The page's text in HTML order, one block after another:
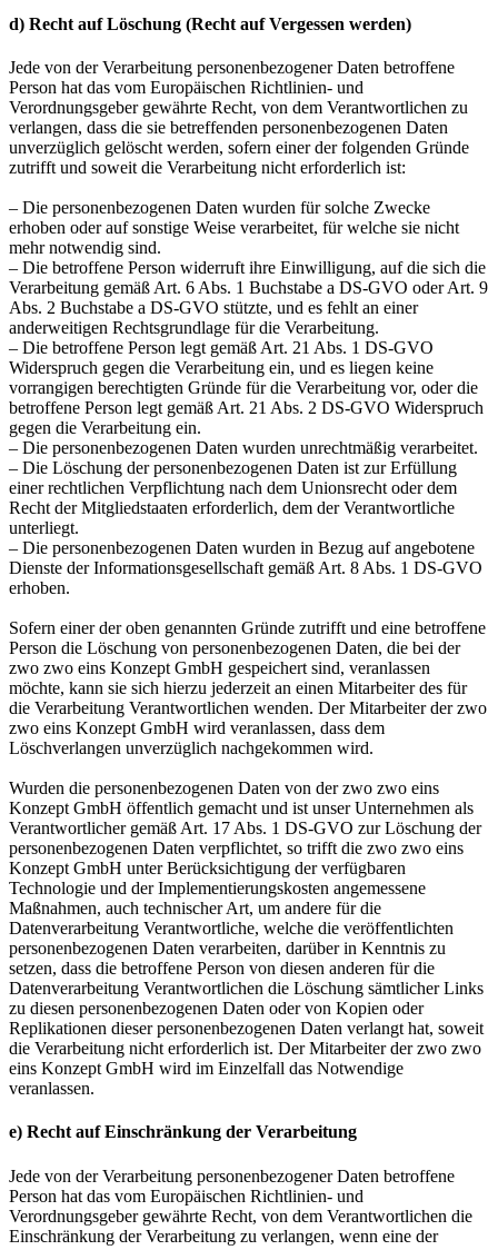
d) Recht auf Löschung (Recht auf Vergessen werden)
Jede von der Verarbeitung personenbezogener Daten betroffene
Person hat das vom Europäischen Richtlinien- und
Verordnungsgeber gewährte Recht, von dem Verantwortlichen zu
verlangen, dass die sie betreffenden personenbezogenen Daten
unverzüglich gelöscht werden, sofern einer der folgenden Gründe
zutrifft und soweit die Verarbeitung nicht erforderlich ist:
– Die personenbezogenen Daten wurden für solche Zwecke
erhoben oder auf sonstige Weise verarbeitet, für welche sie nicht
mehr notwendig sind.
– Die betroffene Person widerruft ihre Einwilligung, auf die sich die
Verarbeitung gemäß Art. 6 Abs. 1 Buchstabe a DS-GVO oder Art. 9
Abs. 2 Buchstabe a DS-GVO stützte, und es fehlt an einer
anderweitigen Rechtsgrundlage für die Verarbeitung.
– Die betroffene Person legt gemäß Art. 21 Abs. 1 DS-GVO
Widerspruch gegen die Verarbeitung ein, und es liegen keine
vorrangigen berechtigten Gründe für die Verarbeitung vor, oder die
betroffene Person legt gemäß Art. 21 Abs. 2 DS-GVO Widerspruch
gegen die Verarbeitung ein.
– Die personenbezogenen Daten wurden unrechtmäßig verarbeitet.
– Die Löschung der personenbezogenen Daten ist zur Erfüllung
einer rechtlichen Verpflichtung nach dem Unionsrecht oder dem
Recht der Mitgliedstaaten erforderlich, dem der Verantwortliche
unterliegt.
– Die personenbezogenen Daten wurden in Bezug auf angebotene
Dienste der Informationsgesellschaft gemäß Art. 8 Abs. 1 DS-GVO
erhoben.
Sofern einer der oben genannten Gründe zutrifft und eine betroffene
Person die Löschung von personenbezogenen Daten, die bei der
zwo zwo eins Konzept GmbH gespeichert sind, veranlassen
möchte, kann sie sich hierzu jederzeit an einen Mitarbeiter des für
die Verarbeitung Verantwortlichen wenden. Der Mitarbeiter der zwo
zwo eins Konzept GmbH wird veranlassen, dass dem
Löschverlangen unverzüglich nachgekommen wird.
Wurden die personenbezogenen Daten von der zwo zwo eins
Konzept GmbH öffentlich gemacht und ist unser Unternehmen als
Verantwortlicher gemäß Art. 17 Abs. 1 DS-GVO zur Löschung der
personenbezogenen Daten verpflichtet, so trifft die zwo zwo eins
Konzept GmbH unter Berücksichtigung der verfügbaren
Technologie und der Implementierungskosten angemessene
Maßnahmen, auch technischer Art, um andere für die
Datenverarbeitung Verantwortliche, welche die veröffentlichten
personenbezogenen Daten verarbeiten, darüber in Kenntnis zu
setzen, dass die betroffene Person von diesen anderen für die
Datenverarbeitung Verantwortlichen die Löschung sämtlicher Links
zu diesen personenbezogenen Daten oder von Kopien oder
Replikationen dieser personenbezogenen Daten verlangt hat, soweit
die Verarbeitung nicht erforderlich ist. Der Mitarbeiter der zwo zwo
eins Konzept GmbH wird im Einzelfall das Notwendige
veranlassen.
e) Recht auf Einschränkung der Verarbeitung
Jede von der Verarbeitung personenbezogener Daten betroffene
Person hat das vom Europäischen Richtlinien- und
Verordnungsgeber gewährte Recht, von dem Verantwortlichen die
Einschränkung der Verarbeitung zu verlangen, wenn eine der